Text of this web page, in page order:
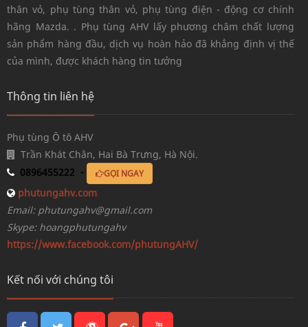
thân vỏ, phụ tùng thân vỏ, phụ tùng điện - động cơ chính
hãng Mazda. . Phụ tùng AHV lấy phương châm chất lượng
sản phẩm hàng đầu, dịch vụ hoàn hảo đã khẳng định vị thế
của mình, được khách hàng tin tưởng
Thông tin liên hệ
Phụ tùng Ô tô AHV
Trần Khát Chân, Hai Bà Trưng, Hà Nội.
0896455222 -
GỌI NGAY
phutungahv.com
Email: phutungahv@gmail.com
Skype: hoangphutungahv
https://www.facebook.com/phutungAHV/
Kết nối với chúng tôi